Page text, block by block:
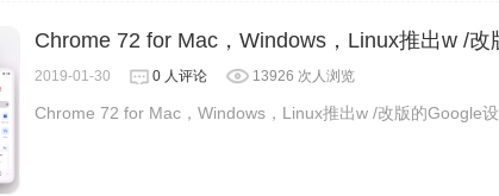
Chrome 72 for Mac，Windows，Linux推出w /改
2019-01-30 0 人评论 13926 次人浏览
Chrome 72 for Mac，Windows，Linux推出w /改版的Google